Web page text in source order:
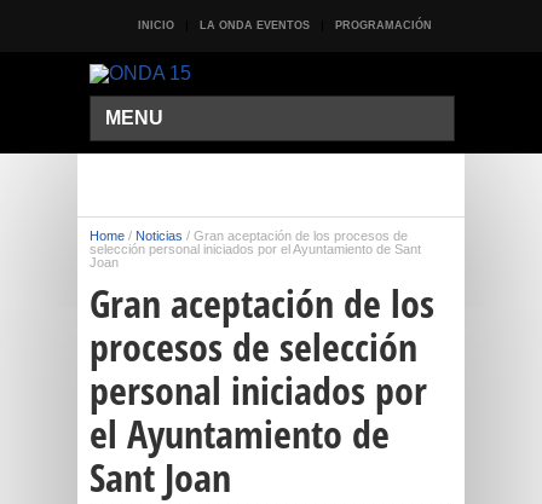
INICIO LA ONDA EVENTOS PROGRAMACIÓN
MENU
Home / Noticias / Gran aceptación de los procesos de
selección personal iniciados por el Ayuntamiento de Sant
Joan
Gran aceptación de los
procesos de selección
personal iniciados por
el Ayuntamiento de
Sant Joan